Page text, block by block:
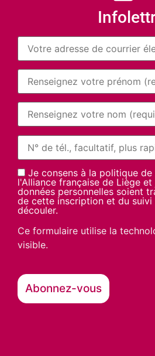
Je consens à la politique
l'Alliance française de Liège
données personnelles soient
de cette inscription et du suivi
découler.
Ce formulaire utilise la
visible.